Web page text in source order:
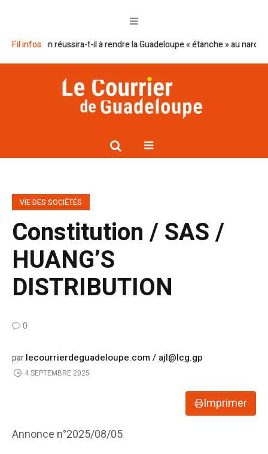
Fil infos
Macron réussira-t-il à rendre la Guadeloupe « étanche » au narcotrafic
VIE DES SOCIÉTÉS
Constitution / SAS /
HUANG’S
DISTRIBUTION
0
parlecourrierdeguadeloupe.com / ajl@lcg.gp
4 SEPTEMBRE 2025
Imprimer
Annonce n°2025/08/05